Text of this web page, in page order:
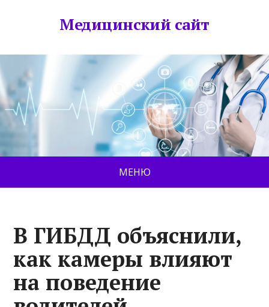
Медицинский сайт
МЕНЮ
В ГИБДД объяснили,
как камеры влияют
на поведение